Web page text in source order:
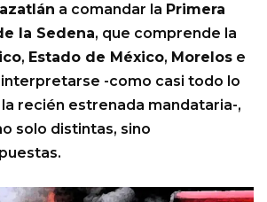
a comandar la Primera
la Sedena, que comprende la
, Estado de México, Morelos e
-como casi todo lo
recién estrenada mandataria-,
solo distintas, sino